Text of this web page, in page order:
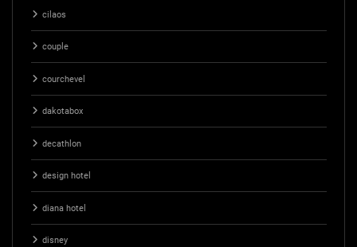
cilaos
couple
courchevel
dakotabox
decathlon
design hotel
diana hotel
disney